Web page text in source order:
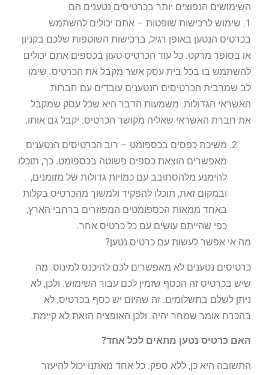
השימושים הנפוצים יותר בכרטיסים נטענים הם
1. שימוש לרכישות שופטות – אתם יכולים להשתמש
בכרטיס הנטען באופן רגיל, ברכישות השוטפות שלכם בקניון
או בסופר מרקט. כל עוד הכרטיס טעון בכספים אתם יכולים
להשתמש בו בכל בית עסק אשר מקבל את הכרטיס. שימו
לב שמרבית הכרטיסים הנטענים עובדים עם חברות
האשראי הגדולות. משמעות הדבר היא שכל עסק שמקבל
את חברת האשראי שאליה מקושר הכרטיס. יקבל גם אותו.
משיכת כפסים בכספומט – רוב הכרטיסים הנטענים
מאפשרים הוצאת כספים פשוטה בכספומט. כך, תוכלו
להימנע מלהסתובב עם כמויות גדולות של מזומנים,
ובמקום זאת, תוכלו להפקיד ולמשוך מהכרטיס בקלות
באחד ממאות הכספומטים המפוזרים ברחבי הארץ,
כפי שהייתם עושים עם כל כרטיס אחר.
מה אי אפשר לעשות עם כרטיס נטען?
כרטיסים נטענים לא מאפשרים לכם להיכנס למינוס. מה
שיש בכרטיס זה הכסף שזמין לכם עבור השימוש. ולכן, לא
ניתן לשלם בתשלומים. זה שהיום יש כסף בכרטיס, לא
בהכרח אומר שמחר יהיה. ולכן האופציה הזאת לא קיימת.
האם כרטיס נטען מתאים לכל אחד?
התשובה היא כן, ללא ספק. כל אחד מאתנו יכול להיעזר